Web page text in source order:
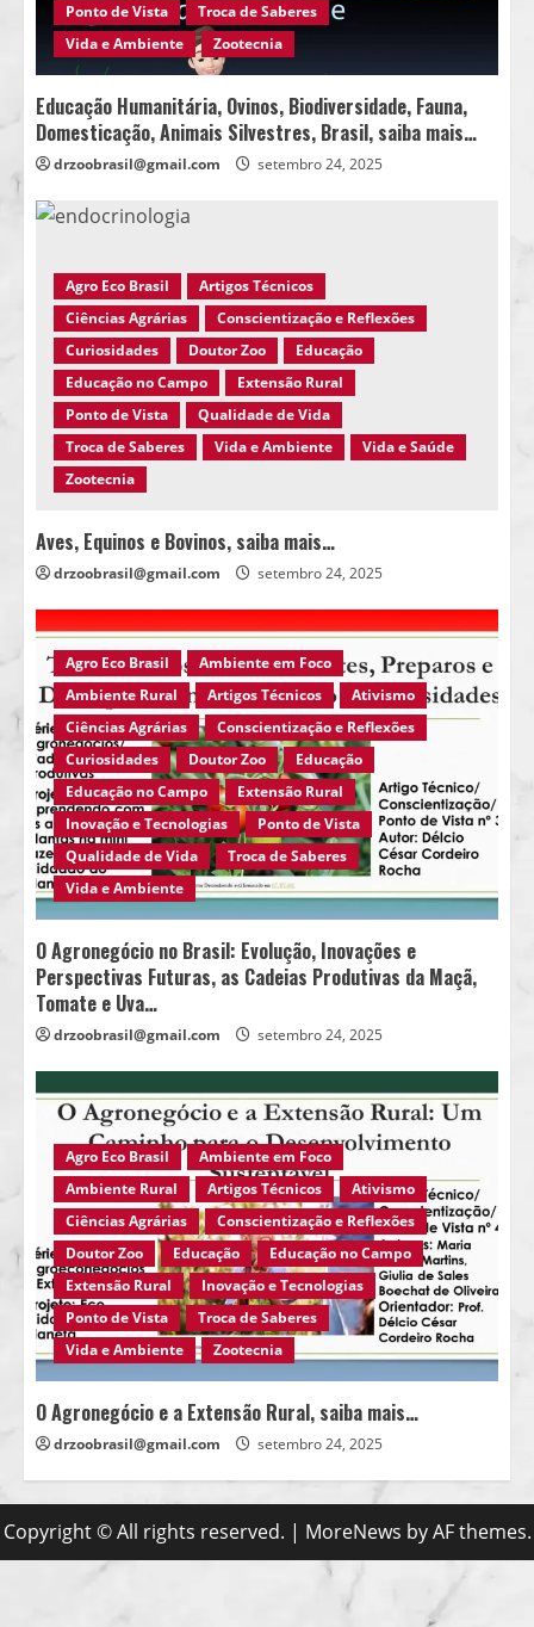
Ponto de Vista
Troca de Saberes
Vida e Ambiente
Zootecnia
Educação Humanitária, Ovinos, Biodiversidade, Fauna,
Domesticação, Animais Silvestres, Brasil, saiba mais…
drzoobrasil@gmail.com setembro 24, 2025
Agro Eco Brasil
Artigos Técnicos
Ciências Agrárias
Conscientização e Reflexões
Curiosidades
Doutor Zoo
Educação
Educação no Campo
Extensão Rural
Ponto de Vista
Qualidade de Vida
Troca de Saberes
Vida e Ambiente
Vida e Saúde
Zootecnia
Aves, Equinos e Bovinos, saiba mais…
drzoobrasil@gmail.com setembro 24, 2025
Agro Eco Brasil
Ambiente em Foco
Ambiente Rural
Artigos Técnicos
Ativismo
Ciências Agrárias
Conscientização e Reflexões
Curiosidades
Doutor Zoo
Educação
Educação no Campo
Extensão Rural
Inovação e Tecnologias
Ponto de Vista
Qualidade de Vida
Troca de Saberes
Vida e Ambiente
O Agronegócio no Brasil: Evolução, Inovações e
Perspectivas Futuras, as Cadeias Produtivas da Maçã,
Tomate e Uva…
drzoobrasil@gmail.com setembro 24, 2025
Agro Eco Brasil
Ambiente em Foco
Ambiente Rural
Artigos Técnicos
Ativismo
Ciências Agrárias
Conscientização e Reflexões
Doutor Zoo
Educação
Educação no Campo
Extensão Rural
Inovação e Tecnologias
Ponto de Vista
Troca de Saberes
Vida e Ambiente
Zootecnia
O Agronegócio e a Extensão Rural, saiba mais…
drzoobrasil@gmail.com setembro 24, 2025
Copyright © All rights reserved. | MoreNews by AF themes.